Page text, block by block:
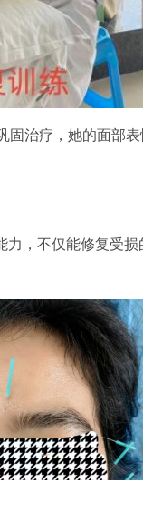
治疗，她的面部表
，不仅能修复受损